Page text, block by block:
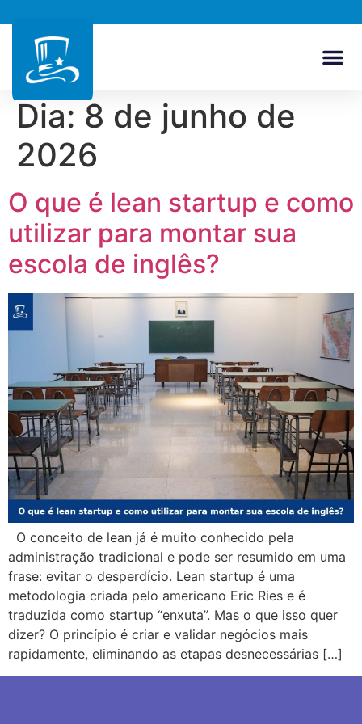
Dia: 8 de junho de
2026
O que é lean startup e como
utilizar para montar sua
escola de inglês?
O conceito de lean já é muito conhecido pela
administração tradicional e pode ser resumido em uma
frase: evitar o desperdício. Lean startup é uma
metodologia criada pelo americano Eric Ries e é
traduzida como startup “enxuta”. Mas o que isso quer
dizer? O princípio é criar e validar negócios mais
rapidamente, eliminando as etapas desnecessárias […]